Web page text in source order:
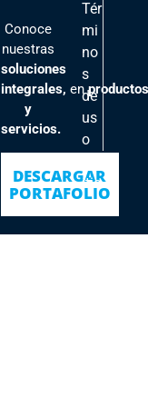
Conoce
nuestras
soluciones
integrales, enproductos
y
servicios.
DESCARGAR
PORTAFOLIO
Tér
mi
no
s
de
us
o
ític
as